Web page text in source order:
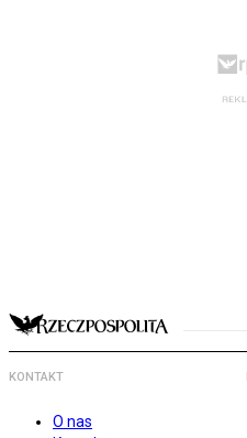
KONTAKT
O nas